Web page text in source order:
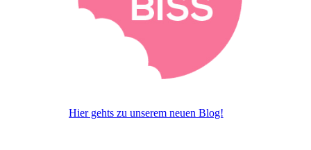
Hier gehts zu unserem neuen Blog!